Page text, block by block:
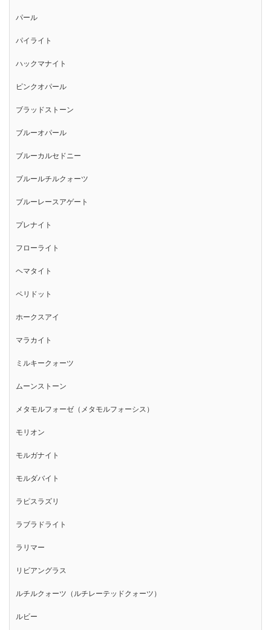
パール
パイライト
ハックマナイト
ピンクオパール
ブラッドストーン
ブルーオパール
ブルーカルセドニー
ブルールチルクォーツ
ブルーレースアゲート
プレナイト
フローライト
ヘマタイト
ペリドット
ホークスアイ
マラカイト
ミルキークォーツ
ムーンストーン
メタモルフォーゼ（メタモルフォーシス）
モリオン
モルガナイト
モルダバイト
ラピスラズリ
ラブラドライト
ラリマー
リビアングラス
ルチルクォーツ（ルチレーテッドクォーツ）
ルビー